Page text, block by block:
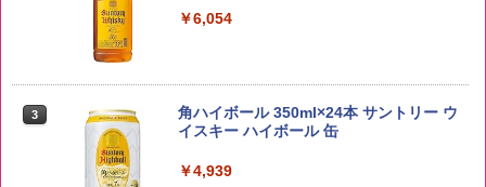
【在庫処分価格】ももたろう印 無洗米 5
kg 業務用 お米マイスターブレンド
￥6,054
3
角ハイボール 350ml×24本 サントリー ウ
イスキー ハイボール 缶
￥4,939